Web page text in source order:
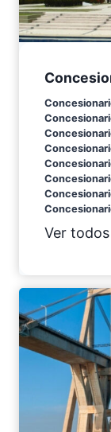
Ver todos